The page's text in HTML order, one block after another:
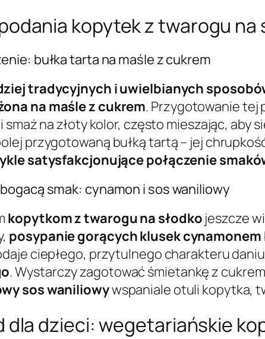
kopytek z twarogu na
bułka tarta na maśle z cukrem
tradycyjnych i uwielbianych
na maśle z cukrem. Przygotowanie tej
smaż na złoty kolor, często mieszając, aby
przygotowaną bułką tartą – jej
satysfakcjonujące połączenie
smak: cynamon i sos waniliowy
kopytkom z twarogu na słodko jeszcze
posypanie gorących klusek cynamonem
ciepłego, przytulnego charakteru
. Wystarczy zagotować śmietankę z
sos waniliowywspaniale otuli kopytka,
dla dzieci: wegetariańskie